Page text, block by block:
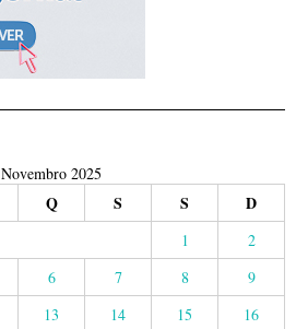
Novembro 2025
Q S S D
1
2
6 7 8
9
13 14 15 16